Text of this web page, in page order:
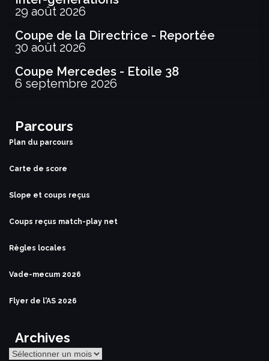
29 août 2026
Coupe de la Directrice - Reportée
30 août 2026
Coupe Mercedes - Etoile 38
6 septembre 2026
Parcours
Plan du parcours
Carte de score
Slope et coups reçus
Coups reçus match-play net
Règles locales
Vade-mecum 2026
Flyer de l'AS 2026
Archives
Archives